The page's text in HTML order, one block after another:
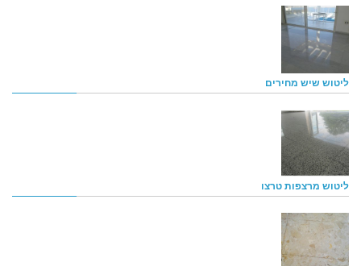
ליטוש שיש מחירים
ליטוש מרצפות טרצו